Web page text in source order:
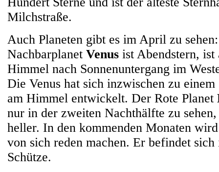
Milchstraße.
Auch Planeten gibt es im April zu
Nachbarplanet Venus ist Abendstern, ist
Himmel nach Sonnenuntergang im
Die Venus hat sich inzwischen zu
am Himmel entwickelt. Der Rote Planet
nur in der zweiten Nachthälfte zu
heller. In den kommenden Monaten
von sich reden machen. Er befindet
Schütze.